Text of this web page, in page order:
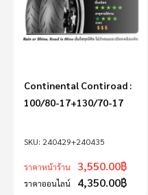
240429+240435
Continental Contiroad :
100/80-17+130/70-17
ราคาหน้าร้าน 3,550.00฿
ราคาออนไลน์ 4,350.00฿